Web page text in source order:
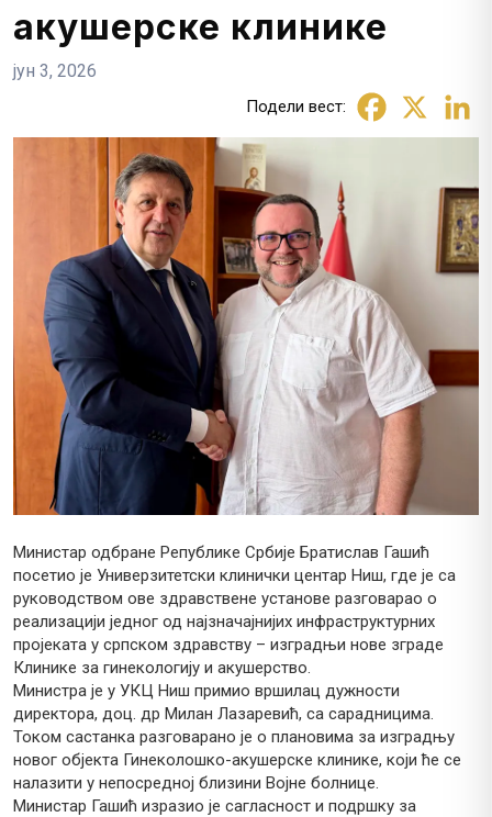
акушерске клинике
јун 3, 2026
Подели вест:
Министар одбране Републике Србије Братислав Гашић
посетио је Универзитетски клинички центар Ниш, где је са
руководством ове здравствене установе разговарао о
реализацији једног од најзначајнијих инфраструктурних
пројеката у српском здравству – изградњи нове зграде
Клинике за гинекологију и акушерство.
Министра је у УКЦ Ниш примио вршилац дужности
директора, доц. др Милан Лазаревић, са сарадницима.
Током састанка разговарано је о плановима за изградњу
новог објекта Гинеколошко-акушерске клинике, који ће се
налазити у непосредној близини Војне болнице.
Министар Гашић изразио је сагласност и подршку за